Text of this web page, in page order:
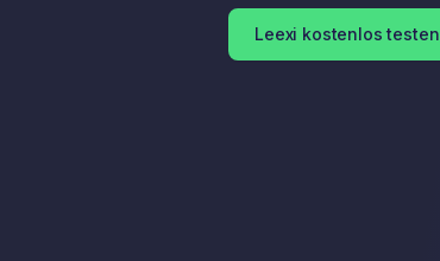
Leexi kostenlos testen